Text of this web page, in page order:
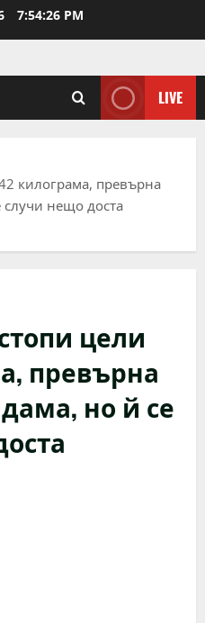
7:54:26 PM
LIVE
килограма, превърна
случи нещо доста
цели
превърна
но й се